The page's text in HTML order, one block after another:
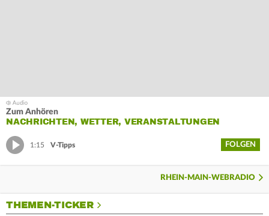
Zum Anhören
NACHRICHTEN, WETTER, VERANSTALTUNGEN
1:15 V-Tipps FOLGEN
RHEIN-MAIN-WEBRADIO
THEMEN-TICKER